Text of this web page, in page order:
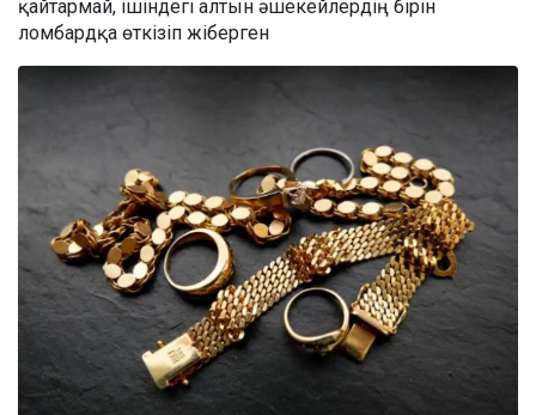
қайтармай, ішіндегі алтын әшекейлердің бірін
ломбардқа өткізіп жіберген